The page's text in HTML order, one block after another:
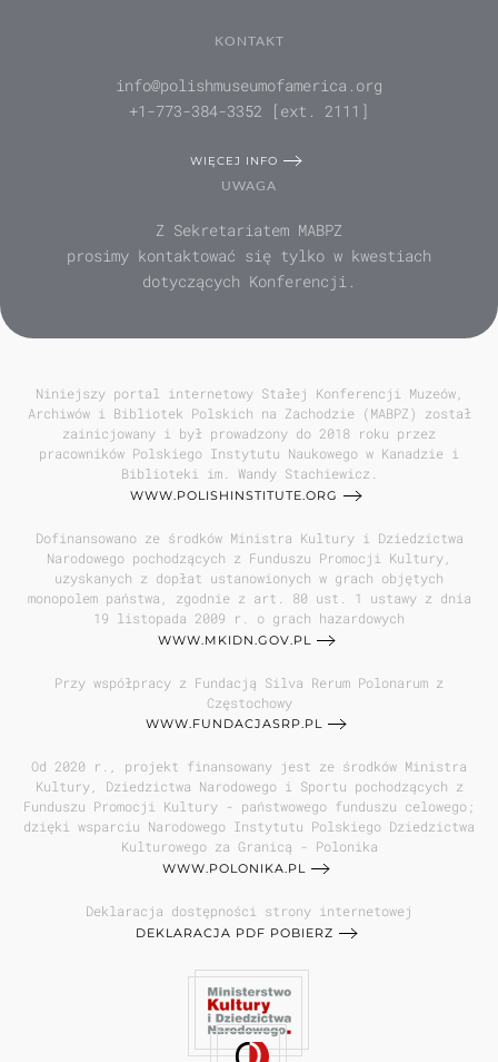
KONTAKT
info@polishmuseumofamerica.org
+1-773-384-3352 [ext. 2111]
WIĘCEJ INFO
UWAGA
Z Sekretariatem MABPZ
prosimy kontaktować się tylko w kwestiach
dotyczących Konferencji.
Niniejszy portal internetowy Stałej Konferencji Muzeów,
Archiwów i Bibliotek Polskich na Zachodzie (MABPZ) został
zainicjowany i był prowadzony do 2018 roku przez
pracowników Polskiego Instytutu Naukowego w Kanadzie i
Biblioteki im. Wandy Stachiewicz.
WWW.POLISHINSTITUTE.ORG
Dofinansowano ze środków Ministra Kultury i Dziedzictwa
Narodowego pochodzących z Funduszu Promocji Kultury,
uzyskanych z dopłat ustanowionych w grach objętych
monopolem państwa, zgodnie z art. 80 ust. 1 ustawy z dnia
19 listopada 2009 r. o grach hazardowych
WWW.MKIDN.GOV.PL
Przy współpracy z Fundacją Silva Rerum Polonarum z
Częstochowy
WWW.FUNDACJASRP.PL
Od 2020 r., projekt finansowany jest ze środków Ministra
Kultury, Dziedzictwa Narodowego i Sportu pochodzących z
Funduszu Promocji Kultury - państwowego funduszu celowego;
dzięki wsparciu Narodowego Instytutu Polskiego Dziedzictwa
Kulturowego za Granicą - Polonika
WWW.POLONIKA.PL
Deklaracja dostępności strony internetowej
DEKLARACJA PDF POBIERZ